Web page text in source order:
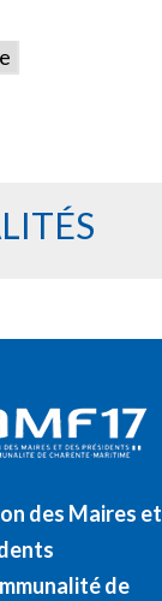
des Maires et
de